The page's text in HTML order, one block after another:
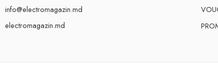
info@electromagazin.md
electromagazin.md